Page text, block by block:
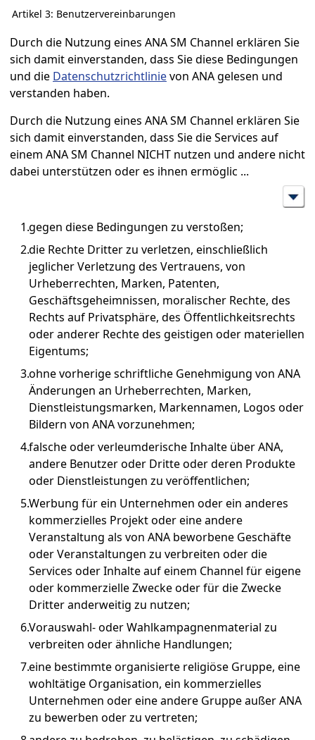
Artikel 3: Benutzervereinbarungen
Durch die Nutzung eines ANA SM Channel erklären Sie
sich damit einverstanden, dass Sie diese Bedingungen
und die Datenschutzrichtlinievon ANA gelesen und
verstanden haben.
Durch die Nutzung eines ANA SM Channel erklären Sie
sich damit einverstanden, dass Sie die Services auf
einem ANA SM Channel NICHT nutzen und andere nicht
dabei unterstützen oder es ihnen ermöglic ...
gegen diese Bedingungen zu verstoßen;
die Rechte Dritter zu verletzen, einschließlich
jeglicher Verletzung des Vertrauens, von
Urheberrechten, Marken, Patenten,
Geschäftsgeheimnissen, moralischer Rechte, des
Rechts auf Privatsphäre, des Öffentlichkeitsrechts
oder anderer Rechte des geistigen oder materiellen
Eigentums;
ohne vorherige schriftliche Genehmigung von ANA
Änderungen an Urheberrechten, Marken,
Dienstleistungsmarken, Markennamen, Logos oder
Bildern von ANA vorzunehmen;
falsche oder verleumderische Inhalte über ANA,
andere Benutzer oder Dritte oder deren Produkte
oder Dienstleistungen zu veröffentlichen;
Werbung für ein Unternehmen oder ein anderes
kommerzielles Projekt oder eine andere
Veranstaltung als von ANA beworbene Geschäfte
oder Veranstaltungen zu verbreiten oder die
Services oder Inhalte auf einem Channel für eigene
oder kommerzielle Zwecke oder für die Zwecke
Dritter anderweitig zu nutzen;
Vorauswahl- oder Wahlkampagnenmaterial zu
verbreiten oder ähnliche Handlungen;
eine bestimmte organisierte religiöse Gruppe, eine
wohltätige Organisation, ein kommerzielles
Unternehmen oder eine andere Gruppe außer ANA
zu bewerben oder zu vertreten;